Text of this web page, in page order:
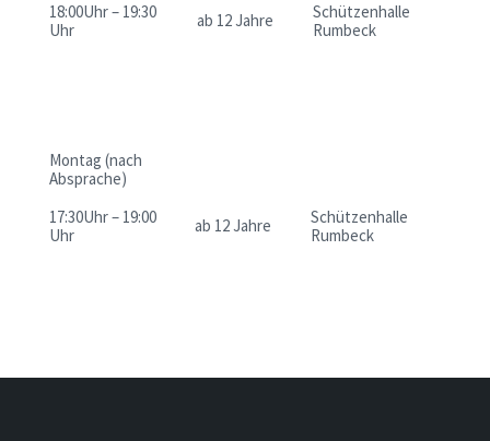
18:00Uhr – 19:30
Uhr
ab 12 Jahre
Schützenhalle
Rumbeck
Montag (nach
Absprache)
17:30Uhr – 19:00
Uhr
ab 12 Jahre
Schützenhalle
Rumbeck